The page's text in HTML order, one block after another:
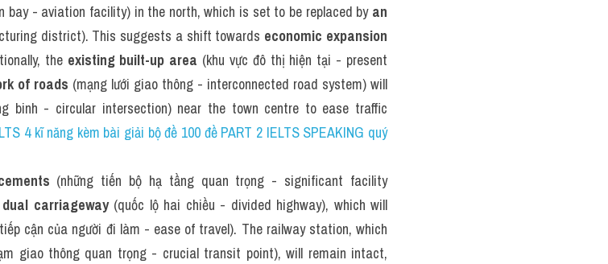
bay - aviation facility) in the north, which is set to be replaced by an
district). This suggests a shift towards economic expansion
the existing built-up area (khu vực đô thị hiện tại - present
of roads (mạng lưới giao thông - interconnected road system) will
binh - circular intersection) near the town centre to ease traffic
4 kĩ năng kèm bài giải bộ đề 100 đề PART 2 IELTS SPEAKING quý
(những tiến bộ hạ tầng quan trọng - significant facility
carriageway (quốc lộ hai chiều - divided highway), which will
cận của người đi làm - ease of travel). The railway station, which
giao thông quan trọng - crucial transit point), will remain intact,